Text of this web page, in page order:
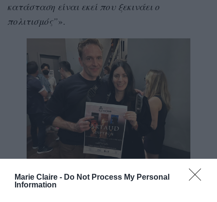
Marie Claire - Do Not Process My Personal
Information
κατάσταση είναι εκεί που ξεκινάει ο
πολιτισμός”».
Gene Gillete, στην πρεμιέρα του «Αρτώ / Βαν Γκογκ», στο οποίο
τον σκηνοθέτησε στο The Tank Theatre της Νέας Υόρκης.